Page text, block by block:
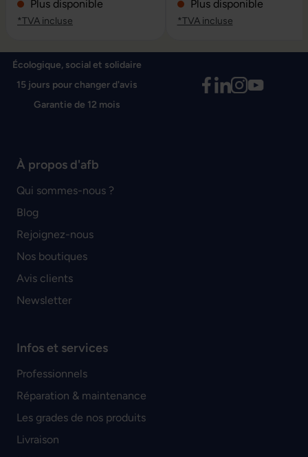
Plus disponible
*TVA incluse
Plus disponible
*TVA incluse
Écologique, social et solidaire
15 jours pour changer d'avis
Garantie de 12 mois
À propos d'afb
Qui sommes-nous ?
Blog
Rejoignez-nous
Nos boutiques
Avis clients
Newsletter
Infos et services
Professionnels
Réparation & maintenance
Les grades de nos produits
Livraison